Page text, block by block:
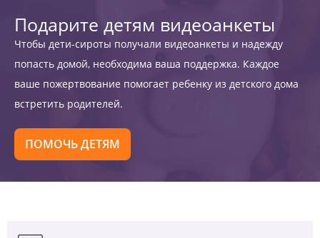
Подарите детям видеоанкеты
Чтобы дети-сироты получали видеоанкеты и надежду
попасть домой, необходима ваша поддержка. Каждое
ваше пожертвование помогает ребенку из детского дома
встретить родителей.
ПОМОЧЬ ДЕТЯМ